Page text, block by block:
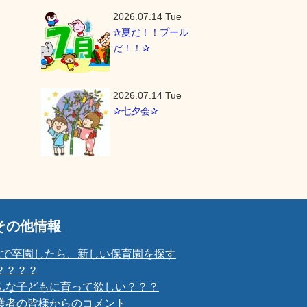
2026.07.14 Tue
✰夏だ！！プール
だ！！✰
2026.07.14 Tue
✰七夕会✰
の他情報
卒園したら、新しい保育園を探す
？？？
な子どもに育って欲しい？？？
者の皆様からのコメント